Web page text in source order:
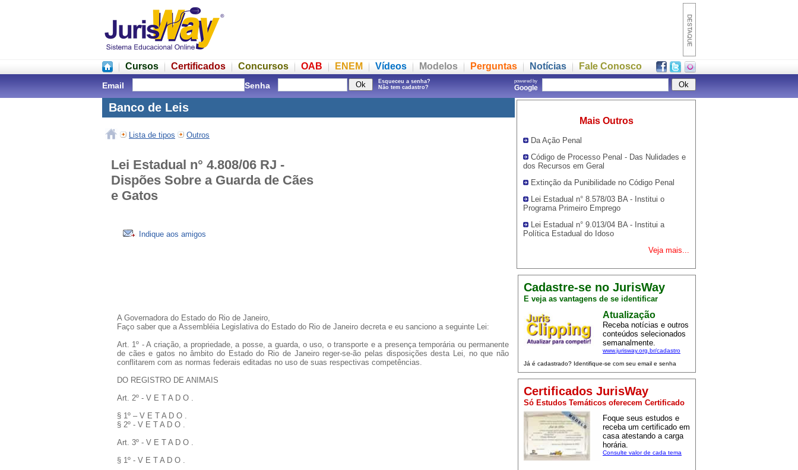
Cursos Certificados Concursos OAB ENEM Vídeos Modelos Perguntas Notícias Fale Conosco
Email Senha
Esqueceu a senha?
Não tem cadastro?
powered by
Google
Banco de Leis
Mais Outros
Da Ação Penal
Código de Processo Penal - Das Nulidades e
dos Recursos em Geral
Extinção da Punibilidade no Código Penal
Lei Estadual n° 8.578/03 BA - Institui o
Programa Primeiro Emprego
Lei Estadual n° 9.013/04 BA - Institui a
Política Estadual do Idoso
Veja mais...
Cadastre-se no JurisWay
E veja as vantagens de se identificar
Atualização
Receba notícias e outros
conteúdos selecionados
semanalmente.
www.jurisway.org.br/cadastro
Já é cadastrado? Identifique-se com seu email e senha
Certificados JurisWay
Só Estudos Temáticos oferecem Certificado
Foque seus estudos e
receba um certificado em
casa atestando a carga
horária.
Consulte valor de cada tema
Lista de tipos Outros
Lei Estadual n° 4.808/06 RJ -
Dispões Sobre a Guarda de Cães
e Gatos
Indique aos amigos
A Governadora do Estado do Rio de Janeiro,
Faço saber que a Assembléia Legislativa do Estado do Rio de Janeiro decreta e eu sanciono a seguinte Lei:
Art. 1º - A criação, a propriedade, a posse, a guarda, o uso, o transporte e a presença temporária ou permanente
de cães e gatos no âmbito do Estado do Rio de Janeiro reger-se-ão pelas disposições desta Lei, no que não
conflitarem com as normas federais editadas no uso de suas respectivas competências.
DO REGISTRO DE ANIMAIS
Art. 2º - V E T A D O .
§ 1º – V E T A D O .
§ 2º - V E T A D O .
Art. 3º - V E T A D O .
§ 1º - V E T A D O .